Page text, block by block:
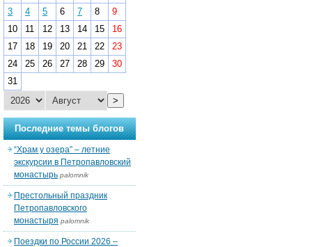
3
4 5 6 7 8
9
10
11 12 13 14 15
16
17
18 19 20 21 22
23
24
25 26 27 28 29
30
31
>
Последние темы блогов
“Храм у озера” – летние
экскурсии в Петропавловский
монастырь palomnik
Престольный праздник
Петропавловского
монастыря palomnik
Поездки по России 2026 –